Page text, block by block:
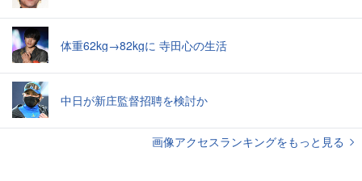
体重62kg→82kgに 寺田心の生活
中日が新庄監督招聘を検討か
画像アクセスランキングをもっと見る